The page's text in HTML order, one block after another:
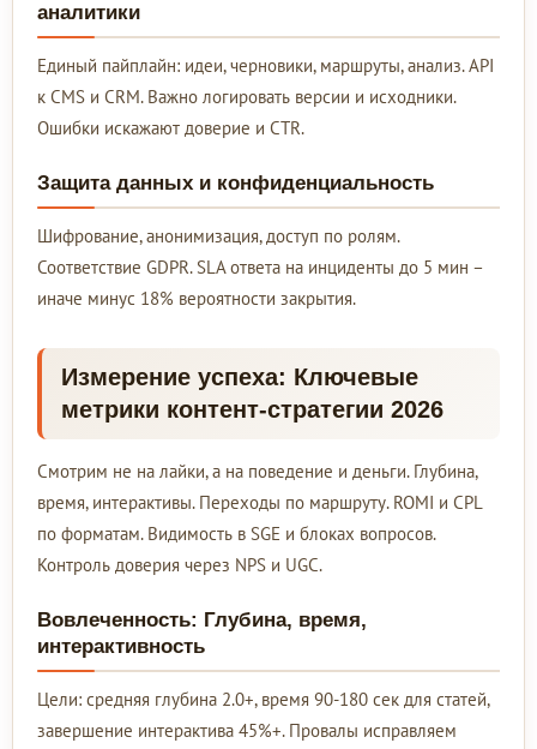
аналитики
Единый пайплайн: идеи, черновики, маршруты, анализ. API
к CMS и CRM. Важно логировать версии и исходники.
Ошибки искажают доверие и CTR.
Защита данных и конфиденциальность
Шифрование, анонимизация, доступ по ролям.
Соответствие GDPR. SLA ответа на инциденты до 5 мин –
иначе минус 18% вероятности закрытия.
Измерение успеха: Ключевые
метрики контент-стратегии 2026
Смотрим не на лайки, а на поведение и деньги. Глубина,
время, интерактивы. Переходы по маршруту. ROMI и CPL
по форматам. Видимость в SGE и блоках вопросов.
Контроль доверия через NPS и UGC.
Вовлеченность: Глубина, время,
интерактивность
Цели: средняя глубина 2.0+, время 90-180 сек для статей,
завершение интерактива 45%+. Провалы исправляем